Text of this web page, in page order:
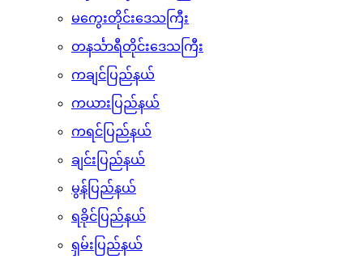
မကွေးတိုင်းဒေသကြီး
တနင်္သာရီတိုင်းဒေသကြီး
ကချင်ပြည်နယ်
ကယားပြည်နယ်
ကရင်ပြည်နယ်
ချင်းပြည်နယ်
မွန်ပြည်နယ်
ရခိုင်ပြည်နယ်
ရှမ်းပြည်နယ်